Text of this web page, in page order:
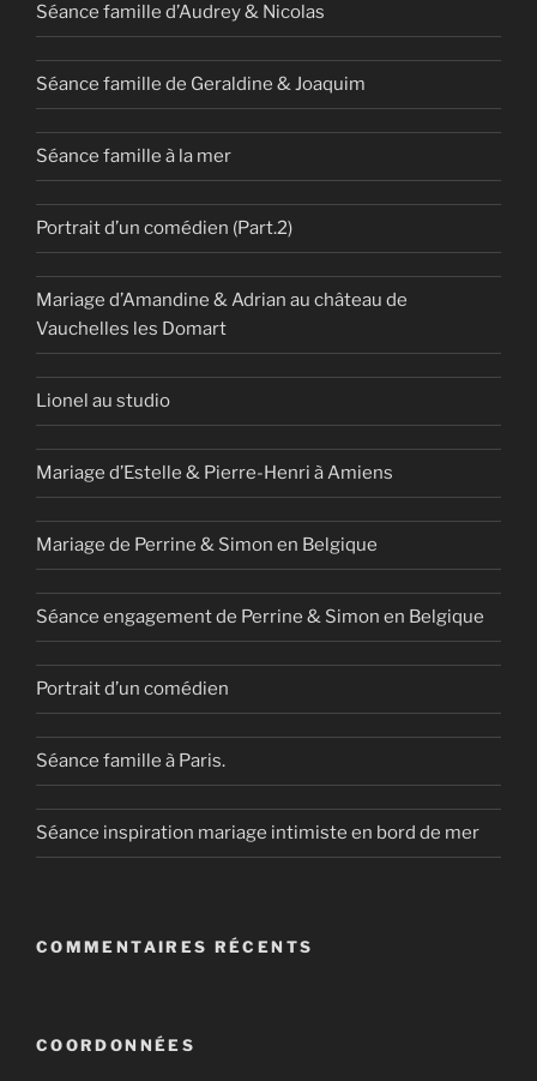
Séance famille d’Audrey & Nicolas
Séance famille de Geraldine & Joaquim
Séance famille à la mer
Portrait d’un comédien (Part.2)
Mariage d’Amandine & Adrian au château de
Vauchelles les Domart
Lionel au studio
Mariage d’Estelle & Pierre-Henri à Amiens
Mariage de Perrine & Simon en Belgique
Séance engagement de Perrine & Simon en Belgique
Portrait d’un comédien
Séance famille à Paris.
Séance inspiration mariage intimiste en bord de mer
COMMENTAIRES RÉCENTS
COORDONNÉES